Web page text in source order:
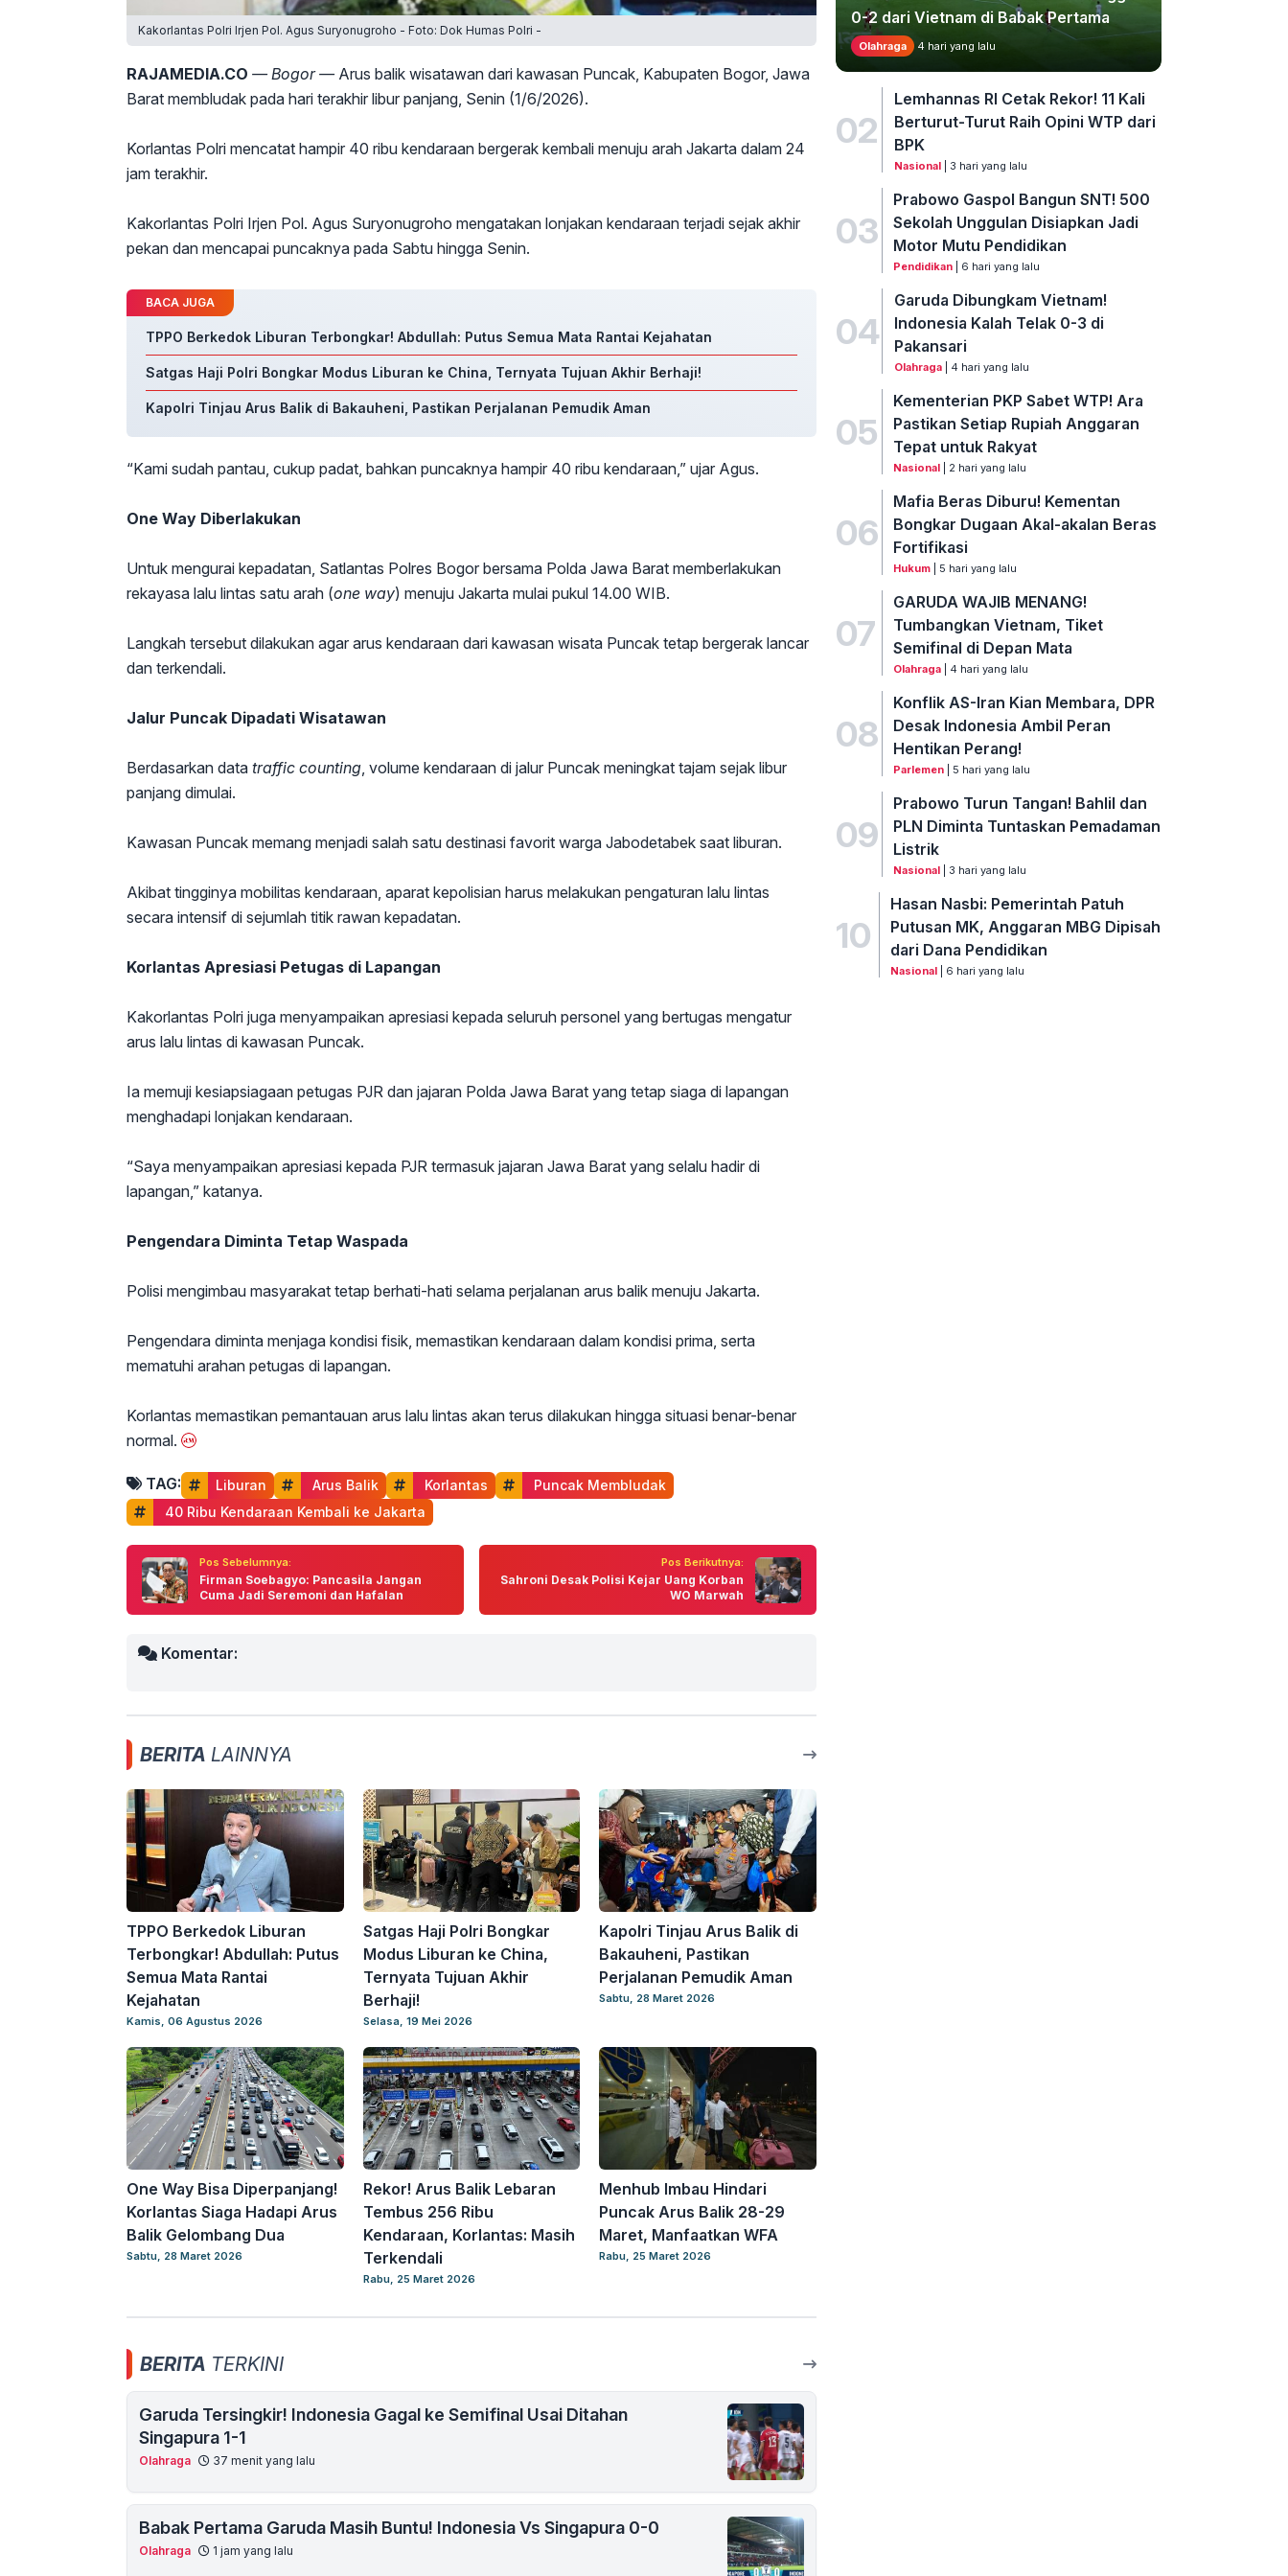
Kakorlantas Polri Irjen Pol. Agus Suryonugroho - Foto: Dok Humas Polri -
RAJAMEDIA.CO — Bogor — Arus balik wisatawan dari kawasan Puncak, Kabupaten Bogor, Jawa
Barat membludak pada hari terakhir libur panjang, Senin (1/6/2026).
Korlantas Polri mencatat hampir 40 ribu kendaraan bergerak kembali menuju arah Jakarta dalam 24
jam terakhir.
Kakorlantas Polri Irjen Pol. Agus Suryonugroho mengatakan lonjakan kendaraan terjadi sejak akhir
pekan dan mencapai puncaknya pada Sabtu hingga Senin.
BACA JUGA
TPPO Berkedok Liburan Terbongkar! Abdullah: Putus Semua Mata Rantai Kejahatan
Satgas Haji Polri Bongkar Modus Liburan ke China, Ternyata Tujuan Akhir Berhaji!
Kapolri Tinjau Arus Balik di Bakauheni, Pastikan Perjalanan Pemudik Aman
“Kami sudah pantau, cukup padat, bahkan puncaknya hampir 40 ribu kendaraan,” ujar Agus.
One Way Diberlakukan
Untuk mengurai kepadatan, Satlantas Polres Bogor bersama Polda Jawa Barat memberlakukan
rekayasa lalu lintas satu arah (one way) menuju Jakarta mulai pukul 14.00 WIB.
Langkah tersebut dilakukan agar arus kendaraan dari kawasan wisata Puncak tetap bergerak lancar
dan terkendali.
Jalur Puncak Dipadati Wisatawan
Berdasarkan data traffic counting, volume kendaraan di jalur Puncak meningkat tajam sejak libur
panjang dimulai.
Kawasan Puncak memang menjadi salah satu destinasi favorit warga Jabodetabek saat liburan.
Akibat tingginya mobilitas kendaraan, aparat kepolisian harus melakukan pengaturan lalu lintas
secara intensif di sejumlah titik rawan kepadatan.
Korlantas Apresiasi Petugas di Lapangan
Kakorlantas Polri juga menyampaikan apresiasi kepada seluruh personel yang bertugas mengatur
arus lalu lintas di kawasan Puncak.
Ia memuji kesiapsiagaan petugas PJR dan jajaran Polda Jawa Barat yang tetap siaga di lapangan
menghadapi lonjakan kendaraan.
“Saya menyampaikan apresiasi kepada PJR termasuk jajaran Jawa Barat yang selalu hadir di
lapangan,” katanya.
Pengendara Diminta Tetap Waspada
Polisi mengimbau masyarakat tetap berhati-hati selama perjalanan arus balik menuju Jakarta.
Pengendara diminta menjaga kondisi fisik, memastikan kendaraan dalam kondisi prima, serta
mematuhi arahan petugas di lapangan.
Korlantas memastikan pemantauan arus lalu lintas akan terus dilakukan hingga situasi benar-benar
normal.
TAG: Liburan Arus Balik Korlantas
Puncak Membludak
40 Ribu Kendaraan Kembali ke Jakarta
Pos Sebelumnya:
Firman Soebagyo: Pancasila Jangan
Cuma Jadi Seremoni dan Hafalan
Pos Berikutnya:
Sahroni Desak Polisi Kejar Uang Korban
WO Marwah
Komentar:
BERITA LAINNYA
TPPO Berkedok Liburan
Terbongkar! Abdullah: Putus
Semua Mata Rantai
Kejahatan
Kamis, 06 Agustus 2026
Satgas Haji Polri Bongkar
Modus Liburan ke China,
Ternyata Tujuan Akhir
Berhaji!
Selasa, 19 Mei 2026
Kapolri Tinjau Arus Balik di
Bakauheni, Pastikan
Perjalanan Pemudik Aman
Sabtu, 28 Maret 2026
One Way Bisa Diperpanjang!
Korlantas Siaga Hadapi Arus
Balik Gelombang Dua
Sabtu, 28 Maret 2026
Rekor! Arus Balik Lebaran
Tembus 256 Ribu
Kendaraan, Korlantas: Masih
Terkendali
Rabu, 25 Maret 2026
Menhub Imbau Hindari
Puncak Arus Balik 28-29
Maret, Manfaatkan WFA
Rabu, 25 Maret 2026
BERITA TERKINI
Garuda Tersingkir! Indonesia Gagal ke Semifinal Usai Ditahan
Singapura 1-1
Olahraga 37 menit yang lalu
Babak Pertama Garuda Masih Buntu! Indonesia Vs Singapura 0-0
Olahraga 1 jam yang lalu
0-2 dari Vietnam di Babak Pertama
Olahraga 4 hari yang lalu
02
Lemhannas RI Cetak Rekor! 11 Kali
Berturut-Turut Raih Opini WTP dari
BPK
Nasional| 3 hari yang lalu
03
Prabowo Gaspol Bangun SNT! 500
Sekolah Unggulan Disiapkan Jadi
Motor Mutu Pendidikan
Pendidikan | 6 hari yang lalu
04
Garuda Dibungkam Vietnam!
Indonesia Kalah Telak 0-3 di
Pakansari
Olahraga| 4 hari yang lalu
05
Kementerian PKP Sabet WTP! Ara
Pastikan Setiap Rupiah Anggaran
Tepat untuk Rakyat
Nasional | 2 hari yang lalu
06
Mafia Beras Diburu! Kementan
Bongkar Dugaan Akal-akalan Beras
Fortifikasi
Hukum | 5 hari yang lalu
07
GARUDA WAJIB MENANG!
Tumbangkan Vietnam, Tiket
Semifinal di Depan Mata
Olahraga | 4 hari yang lalu
08
Konflik AS-Iran Kian Membara, DPR
Desak Indonesia Ambil Peran
Hentikan Perang!
Parlemen | 5 hari yang lalu
09
Prabowo Turun Tangan! Bahlil dan
PLN Diminta Tuntaskan Pemadaman
Listrik
Nasional | 3 hari yang lalu
10
Hasan Nasbi: Pemerintah Patuh
Putusan MK, Anggaran MBG Dipisah
dari Dana Pendidikan
Nasional | 6 hari yang lalu